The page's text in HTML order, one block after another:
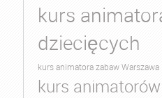
kurs
dziecięcych
kurs animatora zabaw Warszawa
kurs animatorów